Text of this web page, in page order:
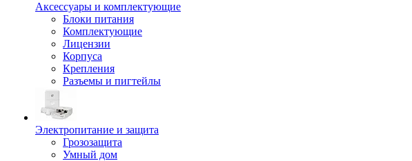
Аксессуары и комплектующие
Блоки питания
Комплектующие
Лицензии
Корпуса
Крепления
Разъемы и пигтейлы
Электропитание и защита
Грозозащита
Умный дом